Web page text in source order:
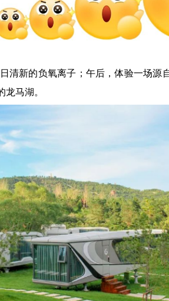
清新的负氧离子；午后，体验一场
马湖。